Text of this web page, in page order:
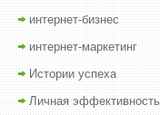
интернет-бизнес
интернет-маркетинг
Истории успеха
Личная эффективность